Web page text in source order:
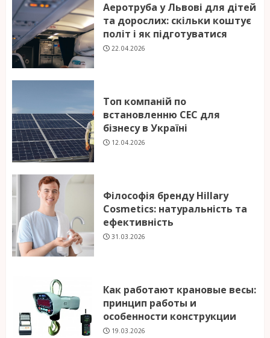
Аеротруба у Львові для дітей
та дорослих: скільки коштує
політ і як підготуватися
22.04.2026
Топ компаній по
встановленню СЕС для
бізнесу в Україні
12.04.2026
Філософія бренду Hillary
Cosmetics: натуральність та
ефективність
31.03.2026
Как работают крановые весы:
принцип работы и
особенности конструкции
19.03.2026